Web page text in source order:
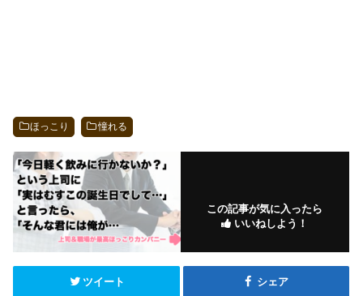
ほっこり 憧れる
この記事が気に入ったら
いいねしよう！
ツイート シェア